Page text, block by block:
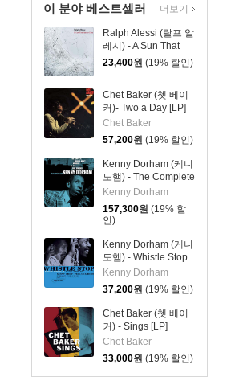
이 분야 베스트셀러
Ralph Alessi (랄프 알
레시) - A Sun That
Never Sets
23,400원 (19% 할인)
Chet Baker (쳇 베이
커)- Two a Day [LP]
Chet Baker
57,200원 (19% 할인)
Kenny Dorham (케니
도햄) - The Complete
'Round About at the
Cafe Bohemia [3LP]
Kenny Dorham
157,300원 (19% 할
인)
Kenny Dorham (케니
도햄) - Whistle Stop
[LP]
Kenny Dorham
37,200원 (19% 할인)
Chet Baker (쳇 베이
커) - Sings [LP]
Chet Baker
33,000원 (19% 할인)
더보기